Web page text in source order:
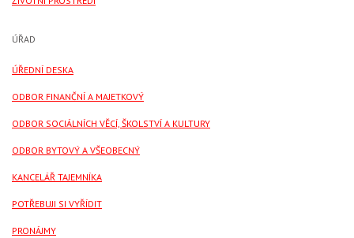
ÚŘAD
ÚŘEDNÍ DESKA
ODBOR FINANČNÍ A MAJETKOVÝ
ODBOR SOCIÁLNÍCH VĚCÍ, ŠKOLSTVÍ A KULTURY
ODBOR BYTOVÝ A VŠEOBECNÝ
KANCELÁŘ TAJEMNÍKA
POTŘEBUJI SI VYŘÍDIT
PRONÁJMY